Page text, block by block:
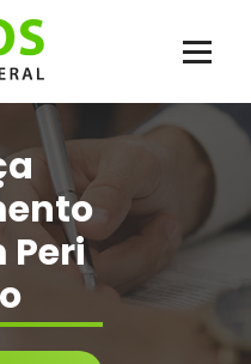
com Qualidade